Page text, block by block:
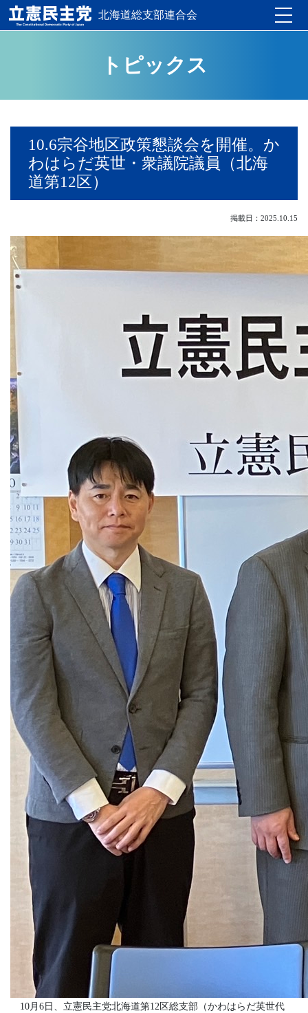
北海道総支部連合会
トピックス
10.6宗谷地区政策懇談会を開催。か
わはらだ英世・衆議院議員（北海
道第12区）
掲載日：2025.10.15
10月6日、立憲民主党北海道第12区総支部（かわはらだ英世代